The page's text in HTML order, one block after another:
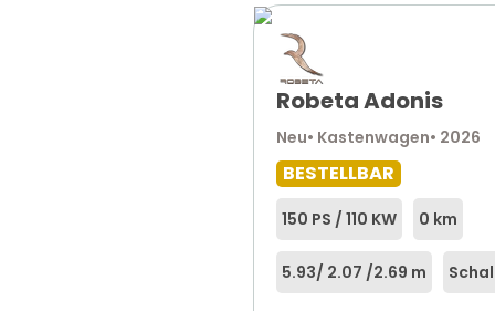
Robeta Adonis
Neu• Kastenwagen• 2026
BESTELLBAR
150 PS / 110 KW 0 km
5.93/ 2.07 /2.69 m